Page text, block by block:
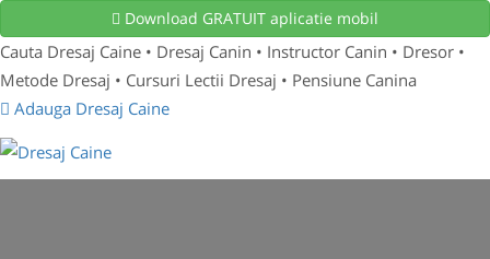
Download GRATUIT aplicatie mobil
Cauta Dresaj Caine • Dresaj Canin • Instructor Canin • Dresor •
Metode Dresaj • Cursuri Lectii Dresaj • Pensiune Canina
Adauga Dresaj Caine